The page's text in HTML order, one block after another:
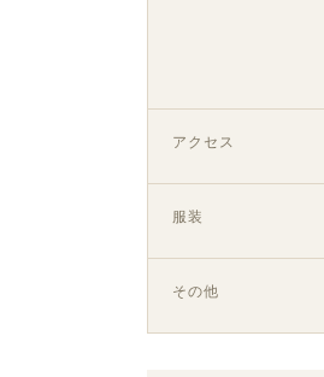
アクセス
服装
その他